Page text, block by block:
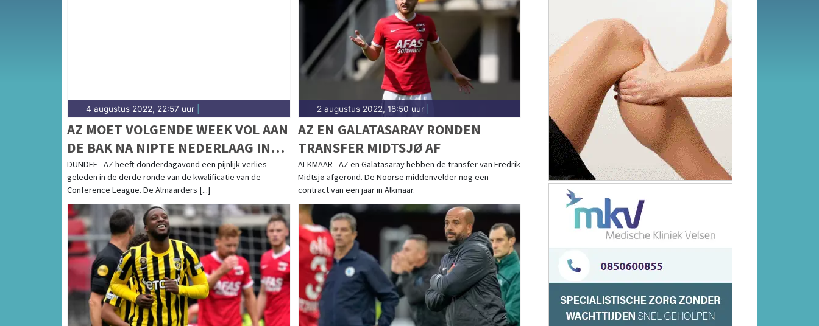
Hollands Kanaal — sport in Koggenland heeft een uitgesproken dorps karakter. Blijf op de hoogte
4 augustus 2022, 22:57 uur
AZ MOET VOLGENDE WEEK VOL AAN
DE BAK NA NIPTE NEDERLAAG IN
DUNDEE
DUNDEE - AZ heeft donderdagavond een pijnlijk verlies
geleden in de derde ronde van de kwalificatie van de
Conference League. De Almaarders [...]
2 augustus 2022, 18:50 uur|
AZ EN GALATASARAY RONDEN
TRANSFER MIDTSJØ AF
ALKMAAR - AZ en Galatasaray hebben de transfer van Fredrik
Midtsjø afgerond. De Noorse middenvelder nog een
contract van een jaar in Alkmaar.